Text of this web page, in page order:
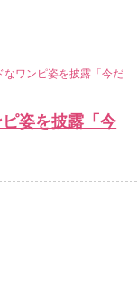
なワンピ姿を披露「今だ
姿を披露「今